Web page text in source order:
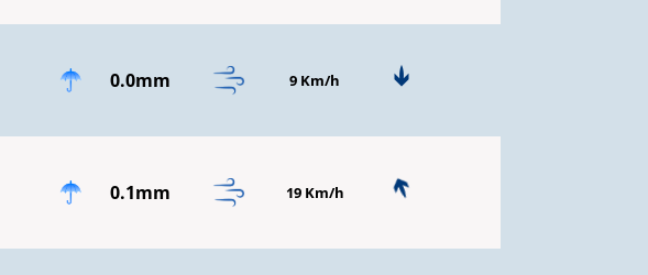
0.0mm 9 Km/h
0.1mm 19 Km/h